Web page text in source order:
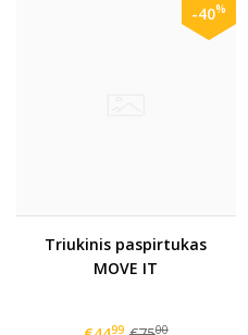
-40%
Triukinis paspirtukas
MOVE IT
99 00